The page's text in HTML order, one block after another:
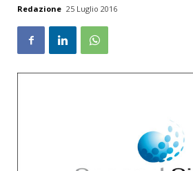
Redazione 25 Luglio 2016